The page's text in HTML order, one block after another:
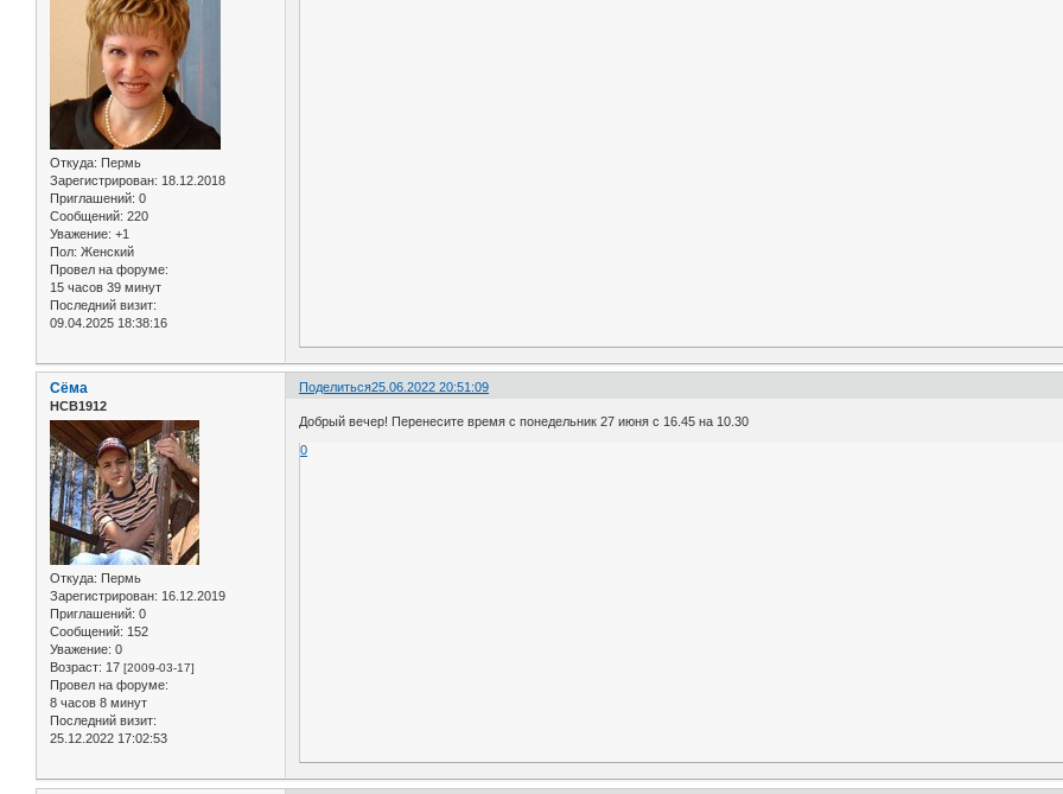
Откуда: Пермь
Зарегистрирован: 18.12.2018
Приглашений: 0
Сообщений: 220
Уважение: +1
Пол: Женский
Провел на форуме:
15 часов 39 минут
Последний визит:
09.04.2025 18:38:16
Поделиться25.06.2022 20:51:09
Сёма
НСВ1912
Откуда: Пермь
Зарегистрирован: 16.12.2019
Приглашений: 0
Сообщений: 152
Уважение: 0
Возраст: 17 [2009-03-17]
Провел на форуме:
8 часов 8 минут
Последний визит:
25.12.2022 17:02:53
Добрый вечер! Перенесите время с понедельник 27 июня с 16.45 на 10.30
0